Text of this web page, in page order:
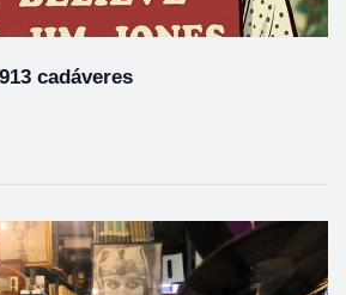
cadáveres